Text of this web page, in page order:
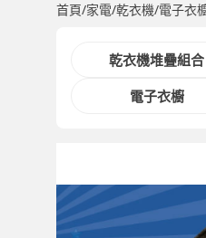
首頁/家電/乾衣機/電子衣
乾衣機堆疊組合
電子衣櫥